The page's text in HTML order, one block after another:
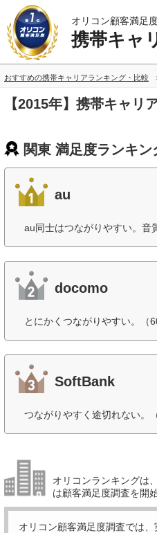
オリコン顧客満足
携帯キャ
おすすめの携帯キャリアランキング・比較
【2015年】携帯キャリ
関東 満足度ランキン
au
au同士はつながりやすい。音
docomo
とにかくつながりやすい。（
SoftBank
つながりやすく途切れない。
オリコンランキングは
は顧客満足度調査を開始
オリコン顧客満足度調査では